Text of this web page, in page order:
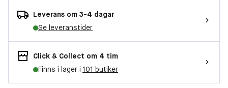
Leverans om 3-4 dagar
Se leveranstider
Click & Collect om 4 tim
Finns i lager i 101 butiker